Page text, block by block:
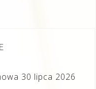
30 lipca 2026